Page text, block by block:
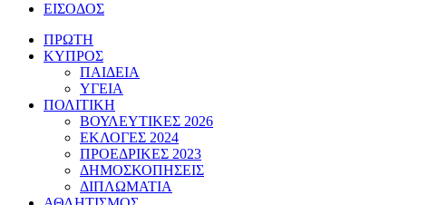
ΕΙΣΟΔΟΣ
ΠΡΩΤΗ
ΚΥΠΡΟΣ
ΠΑΙΔΕΙΑ
ΥΓΕΙΑ
ΠΟΛΙΤΙΚΗ
ΒΟΥΛΕΥΤΙΚΕΣ 2026
ΕΚΛΟΓΕΣ 2024
ΠΡΟΕΔΡΙΚΕΣ 2023
ΔΗΜΟΣΚΟΠΗΣΕΙΣ
ΔΙΠΛΩΜΑΤΙΑ